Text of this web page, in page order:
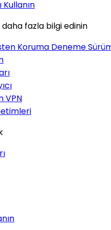
Kullanın
fazla bilgi edinin
Koruma Deneme
VPN